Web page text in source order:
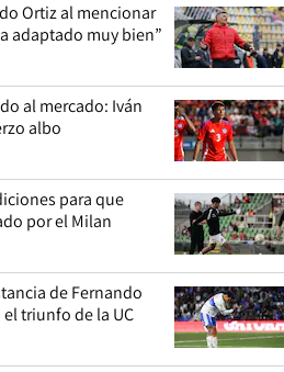
Ortiz al mencionar
adaptado muy bien”
al mercado: Iván
albo
para que
por el Milan
de Fernando
triunfo de la UC